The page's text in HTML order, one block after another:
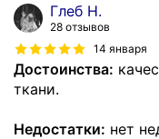
Глеб Н.
28 отзывов
14 января
Достоинства:
ткани.
Недостатки: нет